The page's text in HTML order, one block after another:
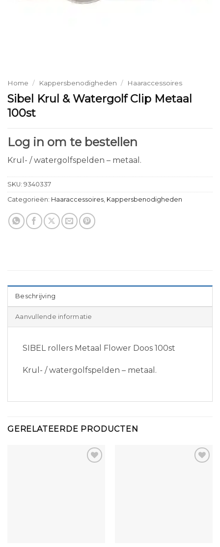
Home / Kappersbenodigheden / Haaraccessoires
Sibel Krul & Watergolf Clip Metaal
100st
Log in om te bestellen
Krul- / watergolfspelden – metaal.
SKU: 9340337
Categorieën: Haaraccessoires Kappersbenodigheden
Beschrijving
Aanvullende informatie
SIBEL rollers Metaal Flower Doos 100st
Krul- / watergolfspelden – metaal.
GERELATEERDE PRODUCTEN